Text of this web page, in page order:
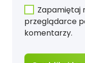
Zapamiętaj
przeglądarce
komentarzy.